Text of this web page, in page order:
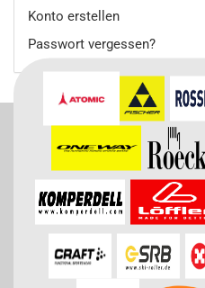
Konto erstellen
Passwort vergessen?